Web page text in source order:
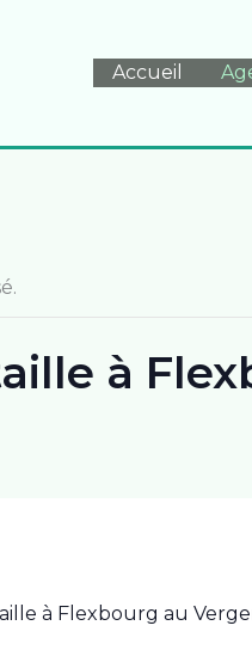
Accueil
à
à Flexbourg au